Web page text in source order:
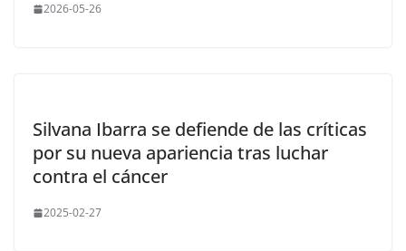
2026-05-26
Silvana Ibarra se defiende de las críticas
por su nueva apariencia tras luchar
contra el cáncer
2025-02-27